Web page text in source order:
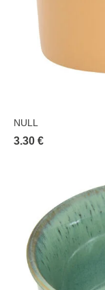
NULL
3.30 €